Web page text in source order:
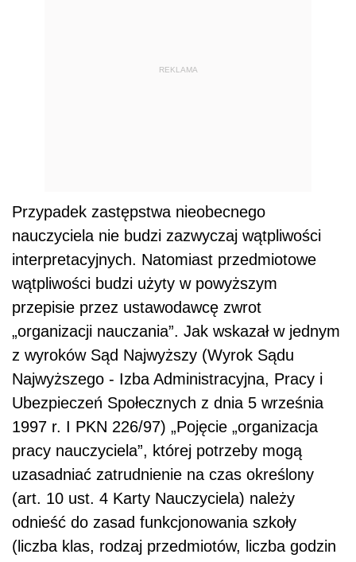
REKLAMA
Przypadek zastępstwa nieobecnego
nauczyciela nie budzi zazwyczaj wątpliwości
interpretacyjnych. Natomiast przedmiotowe
wątpliwości budzi użyty w powyższym
przepisie przez ustawodawcę zwrot
„organizacji nauczania”. Jak wskazał w jednym
z wyroków Sąd Najwyższy (Wyrok Sądu
Najwyższego - Izba Administracyjna, Pracy i
Ubezpieczeń Społecznych z dnia 5 września
1997 r. I PKN 226/97) „Pojęcie „organizacja
pracy nauczyciela”, której potrzeby mogą
uzasadniać zatrudnienie na czas określony
(art. 10 ust. 4 Karty Nauczyciela) należy
odnieść do zasad funkcjonowania szkoły
(liczba klas, rodzaj przedmiotów, liczba godzin